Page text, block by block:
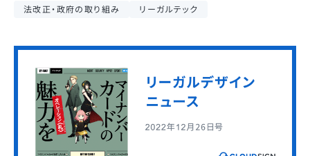
法改正・政府の取り組み リーガルテック